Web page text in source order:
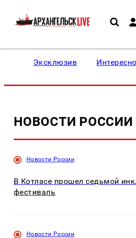
Эксклюзив
НОВОСТИ РОССИИ
Новости России
В Котласе прошел седьмой
фестиваль
Новости России